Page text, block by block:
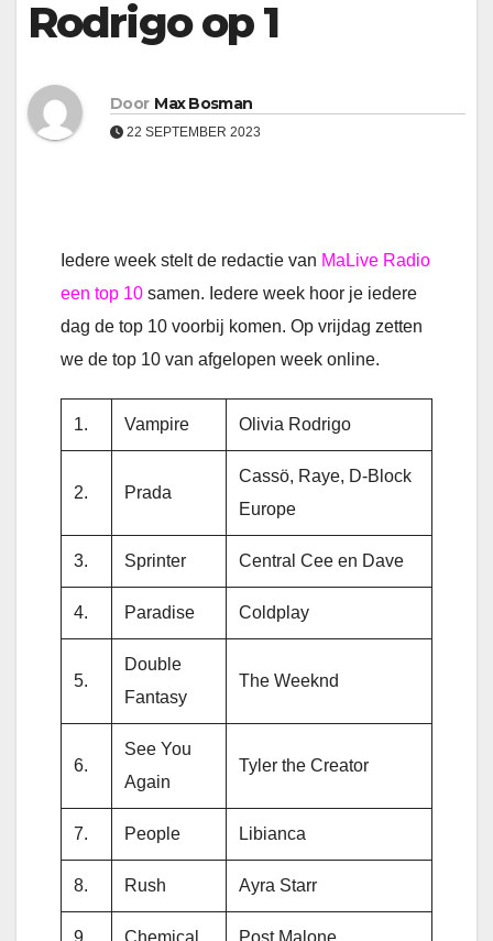
Rodrigo op 1
Door Max Bosman
22 SEPTEMBER 2023
Iedere week stelt de redactie van MaLive Radio
een top 10 samen. Iedere week hoor je iedere
dag de top 10 voorbij komen. Op vrijdag zetten
we de top 10 van afgelopen week online.
1. Vampire Olivia Rodrigo
2. Prada
Cassö, Raye, D-Block
Europe
3. Sprinter Central Cee en Dave
4. Paradise Coldplay
5.
Double
Fantasy
The Weeknd
6.
See You
Again
Tyler the Creator
7. People Libianca
8. Rush Ayra Starr